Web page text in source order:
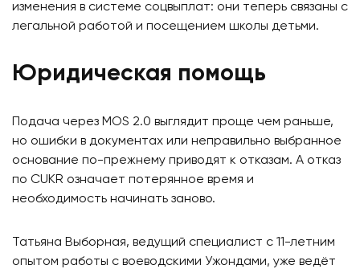
изменения в системе соцвыплат: они теперь связаны с
легальной работой и посещением школы детьми.
Юридическая помощь
Подача через MOS 2.0 выглядит проще чем раньше,
но ошибки в документах или неправильно выбранное
основание по-прежнему приводят к отказам. А отказ
по CUKR означает потерянное время и
необходимость начинать заново.
Татьяна Выборная, ведущий специалист с 11-летним
опытом работы с воеводскими Ужондами, уже ведёт